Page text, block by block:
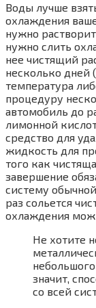
Воды лучше
охлаждения
нужно
нужно слить
нее чистящий
несколько дней
температура
процедуру
автомобиль до
лимонной
средство для
жидкость для
того как
завершение
систему
раз сольется
охлаждения
Не хотите
значит,
со всей